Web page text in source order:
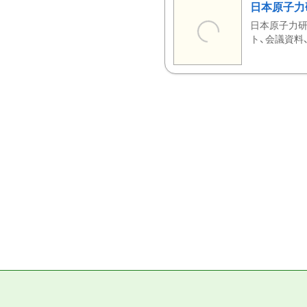
日本原子
日本原子力
ト、会議資